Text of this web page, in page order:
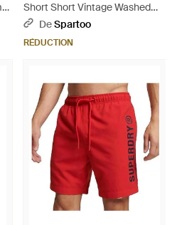
Short Short Vintage Washed
Marine - Bleu
DeSpartoo
RÉDUCTION